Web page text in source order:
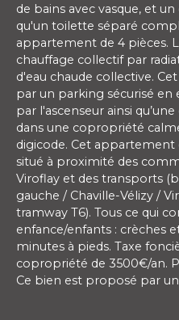
de bains avec vasque, et
qu'un toilette séparé
appartement de 4 pièces.
chauffage collectif par
d'eau chaude collective.
par un parking sécurisé en
par l'ascenseur ainsi
dans une copropriété
digicode. Cet appartement
situé à proximité des
Viroflay et des transports
gauche / Chaville-Vélizy /
tramway T6). Tous ce qui
enfance/enfants : crèches
minutes à pieds. Taxe
copropriété de 3500€/an.
Ce bien est proposé par